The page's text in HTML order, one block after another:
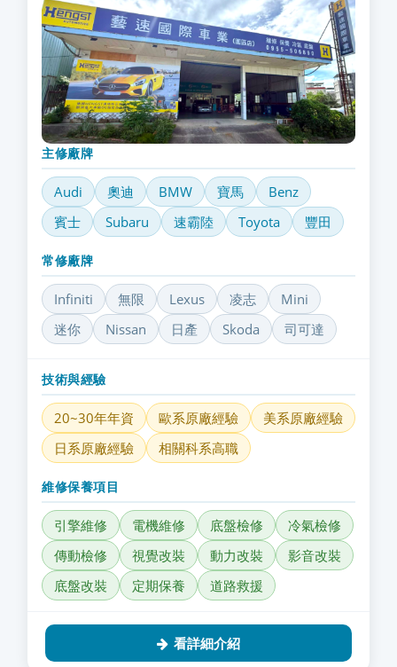
主修廠牌
Audi 奧迪 BMW 寶馬
Benz
賓士
Subaru 速霸陸 Toyota 豐田
常修廠牌
Infiniti 無限 Lexus 凌志
Mini
迷你
Nissan 日產 Skoda 司可達
技術與經驗
20~30年年資 歐系原廠經驗
美系原廠經驗
日系原廠經驗
相關科系高職
維修保養項目
引擎維修 電機維修 底盤檢修
冷氣檢修
傳動檢修
視覺改裝 動力改裝
影音改裝
底盤改裝
定期保養 道路救援
看詳細介紹